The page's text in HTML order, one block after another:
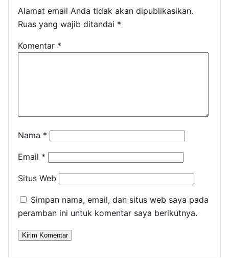
Alamat email Anda tidak akan dipublikasikan.
Ruas yang wajib ditandai *
Komentar *
Nama *
Email *
Situs Web
Simpan nama, email, dan situs web saya pada
peramban ini untuk komentar saya berikutnya.